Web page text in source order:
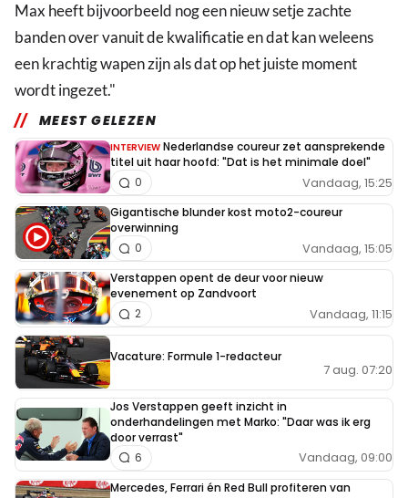
Max heeft bijvoorbeeld nog een nieuw setje zachte
banden over vanuit de kwalificatie en dat kan weleens
een krachtig wapen zijn als dat op het juiste moment
wordt ingezet."
MEEST GELEZEN
INTERVIEW Nederlandse coureur zet aansprekende
titel uit haar hoofd: "Dat is het minimale doel"
Vandaag, 15:25
0
Gigantische blunder kost moto2-coureur
overwinning
Vandaag, 15:05
0
Verstappen opent de deur voor nieuw
evenement op Zandvoort
Vandaag, 11:15
2
Vacature: Formule 1-redacteur
7 aug. 07:20
Jos Verstappen geeft inzicht in
onderhandelingen met Marko: "Daar was ik erg
door verrast"
Vandaag, 09:00
6
Mercedes, Ferrari én Red Bull profiteren van